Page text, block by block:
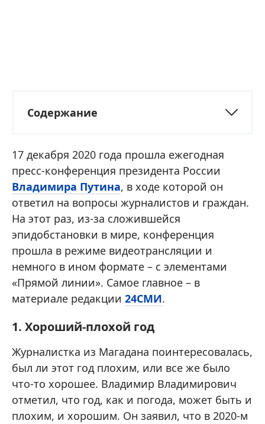
Содержание
17 декабря 2020 года прошла ежегодная
пресс-конференция президента России
Владимира Путина, в ходе которой он
ответил на вопросы журналистов и граждан.
На этот раз, из-за сложившейся
эпидобстановки в мире, конференция
прошла в режиме видеотрансляции и
немного в ином формате – с элементами
«Прямой линии». Самое главное – в
материале редакции 24СМИ.
1. Хороший-плохой год
Журналистка из Магадана поинтересовалась,
был ли этот год плохим, или все же было
что-то хорошее. Владимир Владимирович
отметил, что год, как и погода, может быть и
плохим, и хорошим. Он заявил, что в 2020-м